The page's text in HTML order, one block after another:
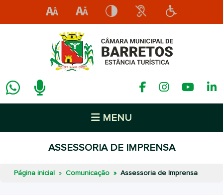
MENU
ASSESSORIA DE IMPRENSA
Página inicial Comunicação Assessoria de Imprensa